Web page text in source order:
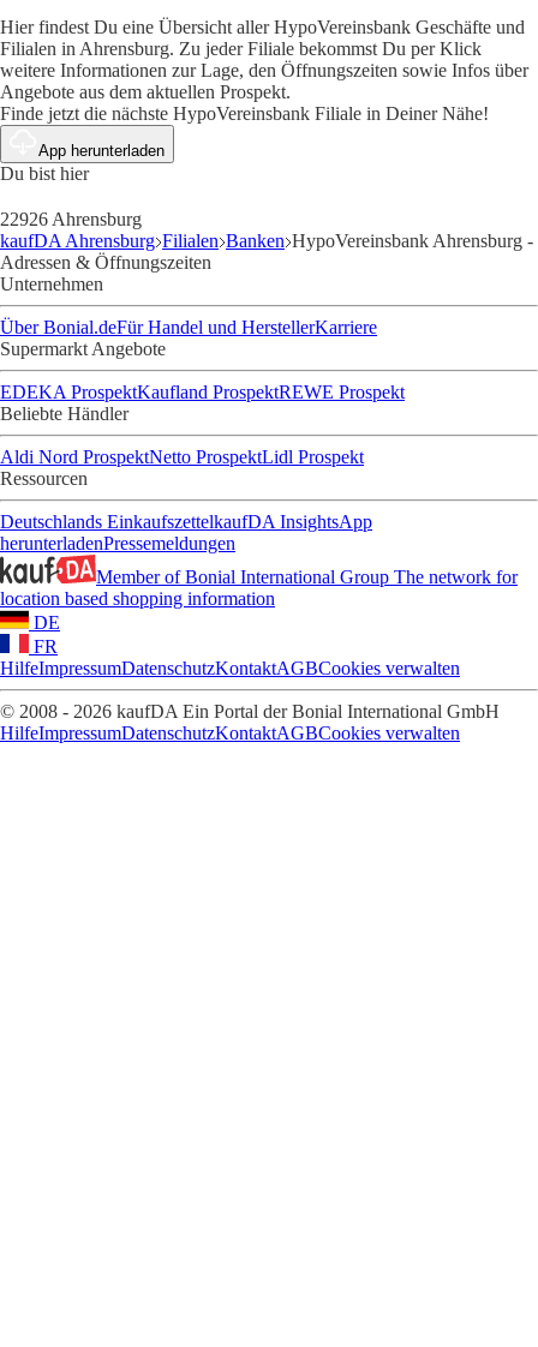
Hier findest Du eine Übersicht aller HypoVereinsbank Geschäfte und
Filialen in Ahrensburg. Zu jeder Filiale bekommst Du per Klick
weitere Informationen zur Lage, den Öffnungszeiten sowie Infos über
Angebote aus dem aktuellen Prospekt.
Finde jetzt die nächste HypoVereinsbank Filiale in Deiner Nähe!
App herunterladen
Du bist hier
22926 Ahrensburg
kaufDA Ahrensburg Filialen Banken HypoVereinsbank Ahrensburg -
Adressen & Öffnungszeiten
Unternehmen
Über Bonial.deFür Handel und HerstellerKarriere
Supermarkt Angebote
EDEKA ProspektKaufland ProspektREWE Prospekt
Beliebte Händler
Aldi Nord ProspektNetto ProspektLidl Prospekt
Ressourcen
Deutschlands EinkaufszettelkaufDA InsightsApp
herunterladenPressemeldungen
Member of Bonial International Group The network for
location based shopping information
DE
FR
HilfeImpressumDatenschutzKontaktAGBCookies verwalten
© 2008 - 2026 kaufDA Ein Portal der Bonial International GmbH
HilfeImpressumDatenschutzKontaktAGBCookies verwalten